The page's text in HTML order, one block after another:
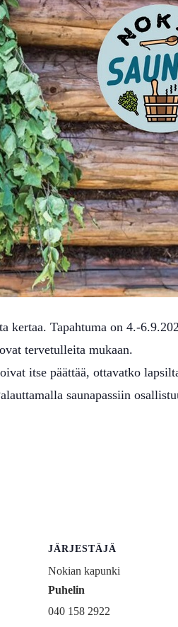
kertaa. Tapahtuma on 4.-
tervetulleita mukaan.
itse päättää, ottavatko
saunapassiin
JÄRJESTÄJÄ
Nokian kapunki
Puhelin
040 158 2922